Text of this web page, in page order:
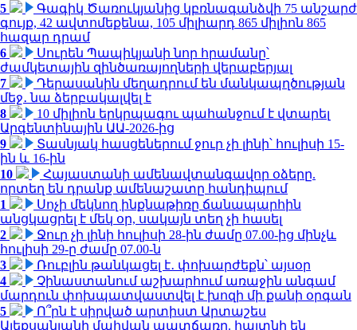
5
Գագիկ Ծառուկյանից կբռնագանձվի 75 անշարժ
գույք, 42 ավտոմեքենա, 105 միլիարդ 865 միլիոն 865
հազար դրամ
6
Սուրեն Պապիկյանի նոր հրամանը՝
ժամկետային զինծառայողների վերաբերյալ
7
Դերասանին մեղադրում են մանկապղծության
մեջ․ նա ձերբակալվել է
8
10 միլիոն երկրպագու պահանջում է վտարել
Արգենտինային ԱԱ-2026-ից
9
Տասնյակ հասցեներում ջուր չի լինի՝ հուլիսի 15-
ին և 16-ին
10
Հայաստանի ամենավտանգավոր օձերը.
որտեղ են դրանք ամենաշատը հանդիպում
1
Սոչի մեկնող ինքնաթիռը ճանապարհին
անցկացրել է մեկ օր, սակայն տեղ չի հասել
2
Ջուր չի լինի հուլիսի 28-ին ժամը 07.00-ից մինչև
հուլիսի 29-ը ժամը 07.00-ն
3
Ռուբլին թանկացել է․ փոխարժեքն՝ այսօր
4
Չինաստանում աշխարհում առաջին անգամ
մարդուն փոխպատվաստվել է խոզի մի քանի օրգան
5
Ո՞րն է սիրված արտիստ Արտաշես
Ալեքսանյանի մահվան պատճառը. հայտնի են